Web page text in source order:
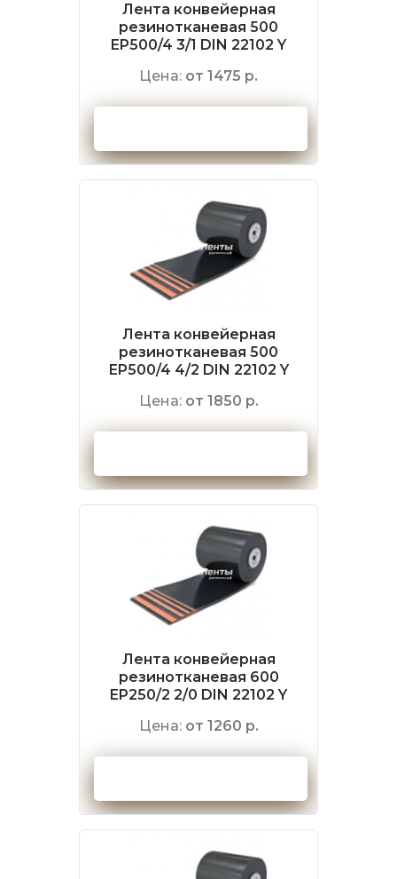
Лента конвейерная
резинотканевая 500
EP500/4 3/1 DIN 22102 Y
Цена: от 1475 р.
Лента конвейерная
резинотканевая 500
EP500/4 4/2 DIN 22102 Y
Цена: от 1850 р.
Лента конвейерная
резинотканевая 600
EP250/2 2/0 DIN 22102 Y
Цена: от 1260 р.